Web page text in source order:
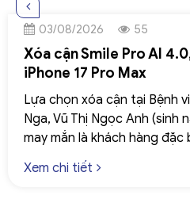
03/08/2026 55
Xóa cận Smile Pro AI
iPhone 17 Pro Max
Lựa chọn xóa cận tại Bệnh
Nga, Vũ Thị Ngọc Anh (sinh
may mắn là khách hàng
iPhone 17 Pro Max.
Xem chi tiết